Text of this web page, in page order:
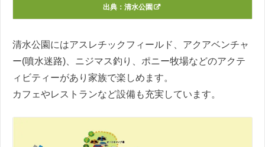
出典： 清水公園
清水公園にはアスレチックフィールド、アクアベンチャ
ー(噴水迷路)、ニジマス釣り、ポニー牧場などのアクテ
ィビティーがあり家族で楽しめます。
カフェやレストランなど設備も充実しています。